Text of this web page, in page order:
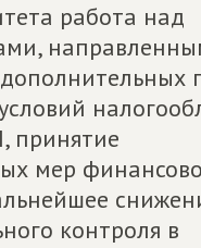
работа над
принятие
мер
контроля в